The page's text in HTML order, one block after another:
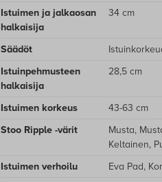
Istuimen ja jalkaosan
halkaisija
34 cm
Säädöt
Istuinpehmusteen
halkaisija
28,5 cm
Istuimen korkeus
43-63 cm
Stoo Ripple -värit
Musta,
Keltainen,
Istuimen verhoilu
Eva Pad,